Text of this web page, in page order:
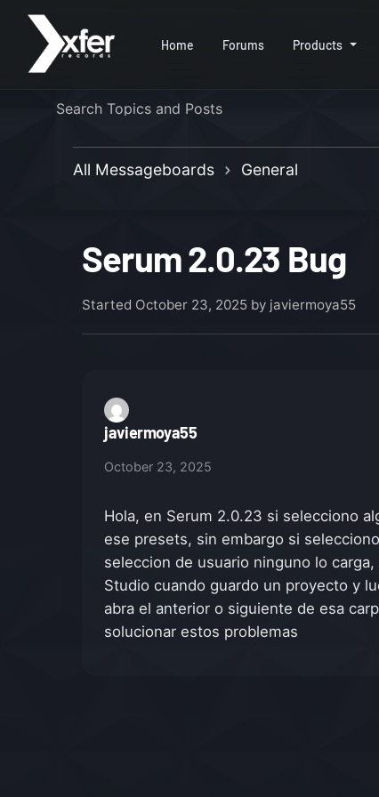
Home Forums Products
All Messageboards General
Serum 2.0.23 Bug
Started October 23, 2025 by javiermoya55
javiermoya55
October 23, 2025
Hola, en Serum 2.0.23 si selecciono
ese presets, sin embargo si
seleccion de usuario ninguno lo
Studio cuando guardo un proyecto y
abra el anterior o siguiente de esa
solucionar estos problemas